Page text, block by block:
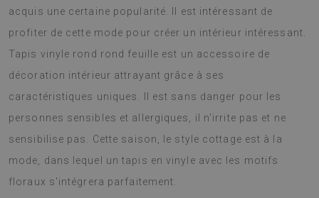
acquis une certaine popularité. Il est intéressant de
profiter de cette mode pour créer un intérieur intéressant.
Tapis vinyle rond rond feuille est un accessoire de
décoration intérieur attrayant grâce à ses
caractéristiques uniques. Il est sans danger pour les
personnes sensibles et allergiques, il n'irrite pas et ne
sensibilise pas. Cette saison, le style cottage est à la
mode, dans lequel un tapis en vinyle avec les motifs
floraux s'intégrera parfaitement.